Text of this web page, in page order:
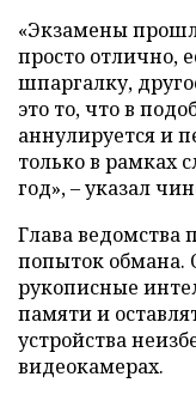
«Экзамены
просто отлично,
шпаргалку,
это то, что в
аннулируется и
только в рамках
год», – указал
Глава ведомства
попыток обмана.
рукописные
памяти и
устройства
видеокамерах.